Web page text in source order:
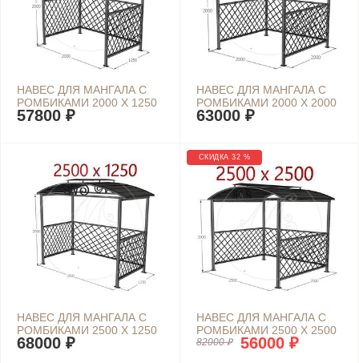
НАВЕС ДЛЯ МАНГАЛА С
РОМБИКАМИ 2000 Х 1250
57800 ₽
НАВЕС ДЛЯ МАНГАЛА С
РОМБИКАМИ 2000 Х 2000
63000 ₽
НАВЕС ДЛЯ МАНГАЛА С
РОМБИКАМИ 2500 Х 1250
68000 ₽
СКИДКА 32 %
НАВЕС ДЛЯ МАНГАЛА С
РОМБИКАМИ 2500 Х 2500
82000 ₽ 56000 ₽